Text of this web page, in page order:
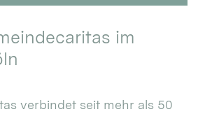
im
verbindet seit mehr als 50